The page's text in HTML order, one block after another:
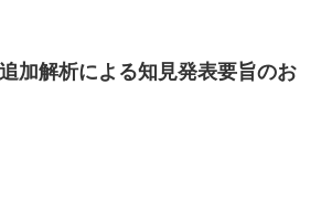
加解析による知見発表要旨のお